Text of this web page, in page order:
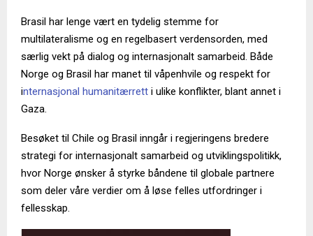
Brasil har lenge vært en tydelig stemme for
multilateralisme og en regelbasert verdensorden, med
særlig vekt på dialog og internasjonalt samarbeid. Både
Norge og Brasil har manet til våpenhvile og respekt for
internasjonal humanitærrett i ulike konflikter, blant annet i
Gaza.
Besøket til Chile og Brasil inngår i regjeringens bredere
strategi for internasjonalt samarbeid og utviklingspolitikk,
hvor Norge ønsker å styrke båndene til globale partnere
som deler våre verdier om å løse felles utfordringer i
fellesskap.